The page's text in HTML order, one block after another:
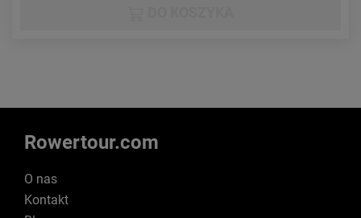
Rowertour.com
O nas
Kontakt